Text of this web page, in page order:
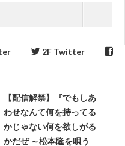
2F Twitter
【配信解禁】『でもしあ
わせなんて何を持ってる
かじゃない何を欲しがる
かだぜ ～松本隆を唄う